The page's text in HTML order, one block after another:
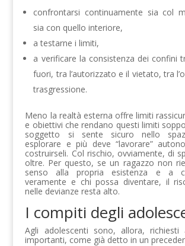
confrontarsi continuamente sia col
sia con quello interiore,
a testarne i limiti,
a verificare la consistenza dei confini
fuori, tra l’autorizzato e il vietato, tra
trasgressione.
Meno la realtà esterna offre limiti
e obiettivi che rendano questi limiti
soggetto si sente sicuro nello
esplorare e più deve “lavorare”
costruirseli. Col rischio, ovviamente, di
oltre. Per questo, se un ragazzo non
senso alla propria esistenza e a
veramente e chi possa diventare, il
nelle devianze resta alto.
I compiti degli
Agli adolescenti sono, allora, richiesti
importanti, come già detto in un